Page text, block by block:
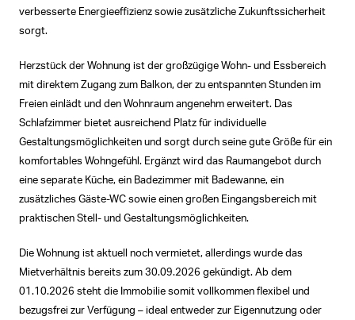
verbesserte Energieeffizienz sowie zusätzliche Zukunftssicherheit
sorgt.
Herzstück der Wohnung ist der großzügige Wohn- und Essbereich
mit direktem Zugang zum Balkon, der zu entspannten Stunden im
Freien einlädt und den Wohnraum angenehm erweitert. Das
Schlafzimmer bietet ausreichend Platz für individuelle
Gestaltungsmöglichkeiten und sorgt durch seine gute Größe für ein
komfortables Wohngefühl. Ergänzt wird das Raumangebot durch
eine separate Küche, ein Badezimmer mit Badewanne, ein
zusätzliches Gäste-WC sowie einen großen Eingangsbereich mit
praktischen Stell- und Gestaltungsmöglichkeiten.
Die Wohnung ist aktuell noch vermietet, allerdings wurde das
Mietverhältnis bereits zum 30.09.2026 gekündigt. Ab dem
01.10.2026 steht die Immobilie somit vollkommen flexibel und
bezugsfrei zur Verfügung – ideal entweder zur Eigennutzung oder